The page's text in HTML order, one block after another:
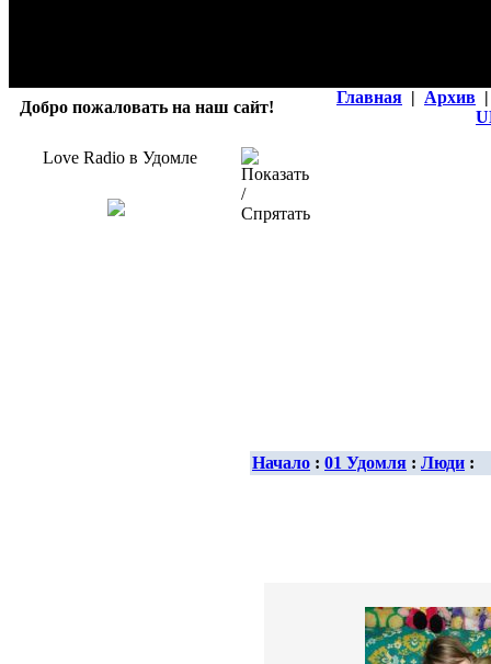
Добро пожаловать на наш сайт!
Главная | Архив |
Love Radio в Удомле
Начало : 01 Удомля : Люди :